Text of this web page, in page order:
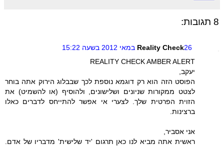
8 תגובות:
Reality Check26 במאי 2012 בשעה 15:22
REALITY CHECK AMBER ALERT
יעקב,
הפוסט הזה הוא רק דוגמא נוספת לכך שבבלוג הירוק אתה בוחר
לצטט ממקורות שניונים ושלישונים, ולהוסיף (או להשמיט) את
הזוית הפרטית שלך. לצערי אי אפשר להתייחס לדברים כאלו
ברצינות.
אני אסביר,
ראשית אתה מביא לנו כאן תרגום 'יד שלישית' מדבריו של אדם.